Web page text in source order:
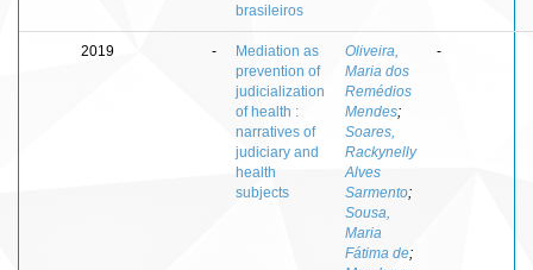
brasileiros
2019 -
Mediation as
prevention of
judicialization
of health :
narratives of
judiciary and
health
subjects
Oliveira,
Maria dos
Remédios
Mendes;
Soares,
Rackynelly
Alves
Sarmento;
Sousa,
Maria
Fátima de;
-